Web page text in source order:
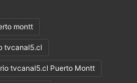
montt
tvcanal5.cl
tvcanal5.cl Puerto Montt